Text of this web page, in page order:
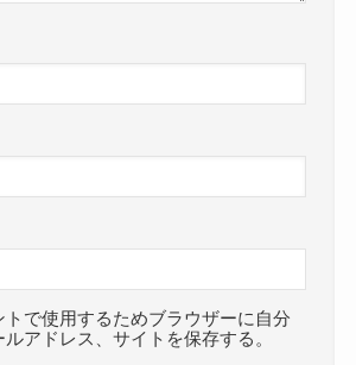
トで使用するためブラウザーに自分
アドレス、サイトを保存する。